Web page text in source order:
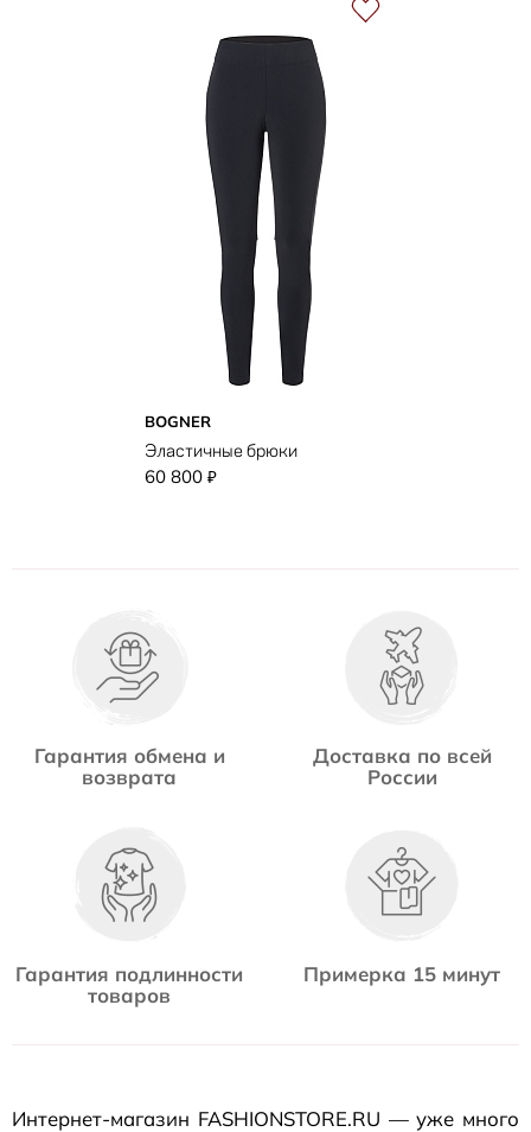
BOGNER
Эластичные брюки
60 800 ₽
Гарантия обмена и
возврата
Доставка по всей
России
Гарантия подлинности
товаров
Примерка 15 минут
Интернет-магазин FASHIONSTORE.RU — уже много